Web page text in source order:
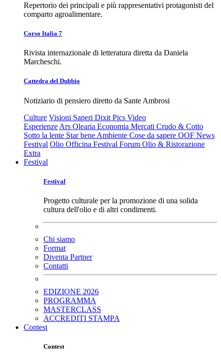
Repertorio dei principali e più rappresentativi protagonisti del
comparto agroalimentare.
Corso Italia 7
Rivista internazionale di letteratura diretta da Daniela
Marcheschi.
Cattedra del Dubbio
Notiziario di pensiero diretto da Sante Ambrosi
Culture Visioni Saperi Dixit Pics Video
Esperienze Ars Olearia Economia Mercati Crudo & Cotto
Sotto la lente Star bene Ambiente Cose da sapere OOF News
Festival Olio Officina Festival Forum Olio & Ristorazione
Extra
Festival
Festival
Progetto culturale per la promozione di una solida
cultura dell'olio e di altri condimenti.
Chi siamo
Format
Diventa Partner
Contatti
EDIZIONE 2026
PROGRAMMA
MASTERCLASS
ACCREDITI STAMPA
Contest
Contest